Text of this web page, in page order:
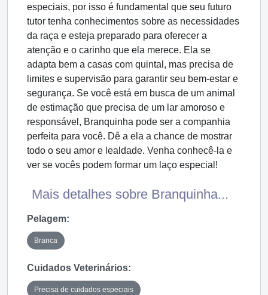
especiais, por isso é fundamental que seu futuro
tutor tenha conhecimentos sobre as necessidades
da raça e esteja preparado para oferecer a
atenção e o carinho que ela merece. Ela se
adapta bem a casas com quintal, mas precisa de
limites e supervisão para garantir seu bem-estar e
segurança. Se você está em busca de um animal
de estimação que precisa de um lar amoroso e
responsável, Branquinha pode ser a companhia
perfeita para você. Dê a ela a chance de mostrar
todo o seu amor e lealdade. Venha conhecê-la e
ver se vocês podem formar um laço especial!
Mais detalhes sobre Branquinha...
Pelagem:
Branca
Cuidados Veterinários:
Precisa de cuidados especiais